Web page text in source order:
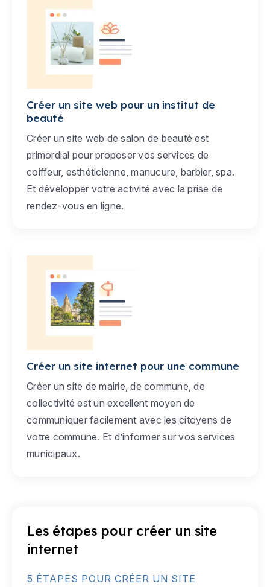
Créer un site web pour un institut de
beauté
Créer un site web de salon de beauté est
primordial pour proposer vos services de
coiffeur, esthéticienne, manucure, barbier, spa.
Et développer votre activité avec la prise de
rendez-vous en ligne.
Créer un site internet pour une commune
Créer un site de mairie, de commune, de
collectivité est un excellent moyen de
communiquer facilement avec les citoyens de
votre commune. Et d’informer sur vos services
municipaux.
Les étapes pour créer un site
internet
5 ÉTAPES POUR CRÉER UN SITE